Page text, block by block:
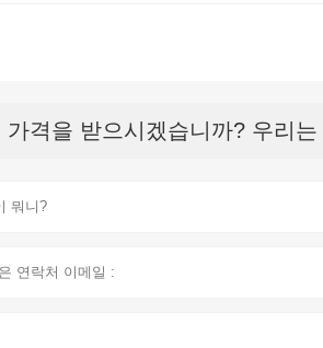
가격을 받으시겠습니까? 우리